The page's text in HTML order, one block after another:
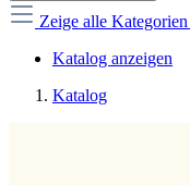
Zeige alle Kategorien
Katalog anzeigen
Katalog